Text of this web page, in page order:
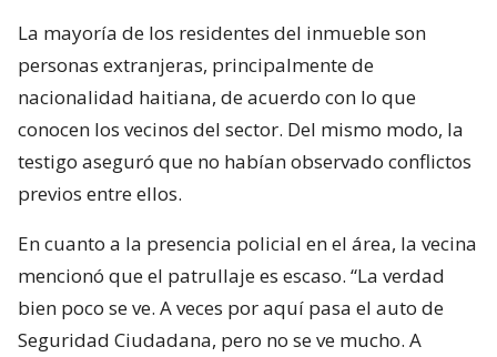
La mayoría de los residentes del inmueble son
personas extranjeras, principalmente de
nacionalidad haitiana, de acuerdo con lo que
conocen los vecinos del sector. Del mismo modo, la
testigo aseguró que no habían observado conflictos
previos entre ellos.
En cuanto a la presencia policial en el área, la vecina
mencionó que el patrullaje es escaso. “La verdad
bien poco se ve. A veces por aquí pasa el auto de
Seguridad Ciudadana, pero no se ve mucho. A